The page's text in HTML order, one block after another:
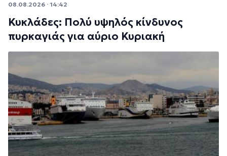
08.08.2026 · 14:42
Κυκλάδες: Πολύ υψηλός κίνδυνος
πυρκαγιάς για αύριο Κυριακή